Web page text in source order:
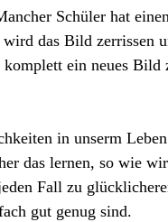
Schüler hat
das Bild zerrissen
ein neues Bild
in unserm
das lernen, so wie
Fall zu
gut genug sind.